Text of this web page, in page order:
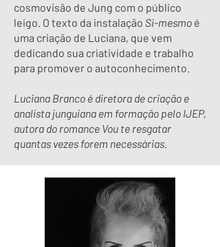
cosmovisão de Jung com o público
leigo. O texto da instalação Si-mesmo é
uma criação de Luciana, que vem
dedicando sua criatividade e trabalho
para promover o autoconhecimento.
Luciana Branco é diretora de criação e
analista junguiana em formação pelo IJEP,
autora do romance Vou te resgatar
quantas vezes forem necessárias.